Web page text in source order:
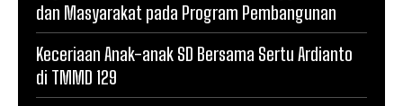
dan Masyarakat pada Program Pembangunan
Keceriaan Anak-anak SD Bersama Sertu Ardianto
di TMMD 129